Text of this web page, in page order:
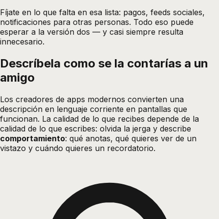
Fíjate en lo que falta en esa lista: pagos, feeds sociales,
notificaciones para otras personas. Todo eso puede
esperar a la versión dos — y casi siempre resulta
innecesario.
Descríbela como se la contarías a un
amigo
Los creadores de apps modernos convierten una
descripción en lenguaje corriente en pantallas que
funcionan. La calidad de lo que recibes depende de la
calidad de lo que escribes: olvida la jerga y describe
comportamiento: qué anotas, qué quieres ver de un
vistazo y cuándo quieres un recordatorio.